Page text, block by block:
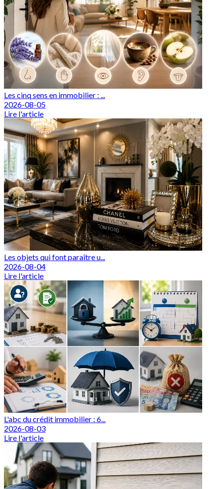
Les cinq sens en immobilier : ...
2026-08-05
Lire l'article
Les objets qui font paraître u...
2026-08-04
Lire l'article
L'abc du crédit immobilier : 6...
2026-08-03
Lire l'article